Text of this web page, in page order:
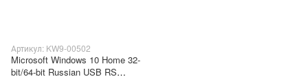
Артикул: KW9-00502
Microsoft Windows 10 Home 32-
bit/64-bit Russian USB RS